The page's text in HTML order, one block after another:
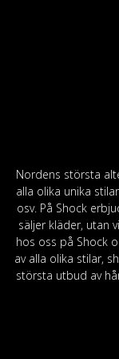
Nordens största
alla olika unika
osv. På Shock
säljer kläder, utan
hos oss på Shock
av alla olika stilar,
största utbud av